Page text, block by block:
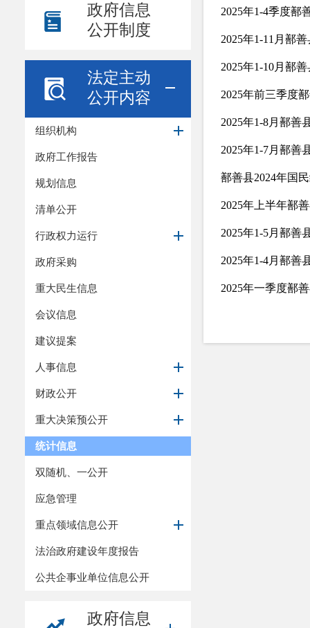
政府信息
公开制度
法定主动
公开内容
组织机构
政府工作报告
规划信息
清单公开
行政权力运行
政府采购
重大民生信息
会议信息
建议提案
人事信息
财政公开
重大决策预公开
统计信息
双随机、一公开
应急管理
重点领域信息公开
法治政府建设年度报告
公共企事业单位信息公开
政府信息
2025年1-4季度鄯
2025年1-11月鄯
2025年1-10月鄯
2025年前三季度
2025年1-8月鄯善
2025年1-7月鄯善
鄯善县2024年国
2025年上半年鄯
2025年1-5月鄯善
2025年1-4月鄯善
2025年一季度鄯